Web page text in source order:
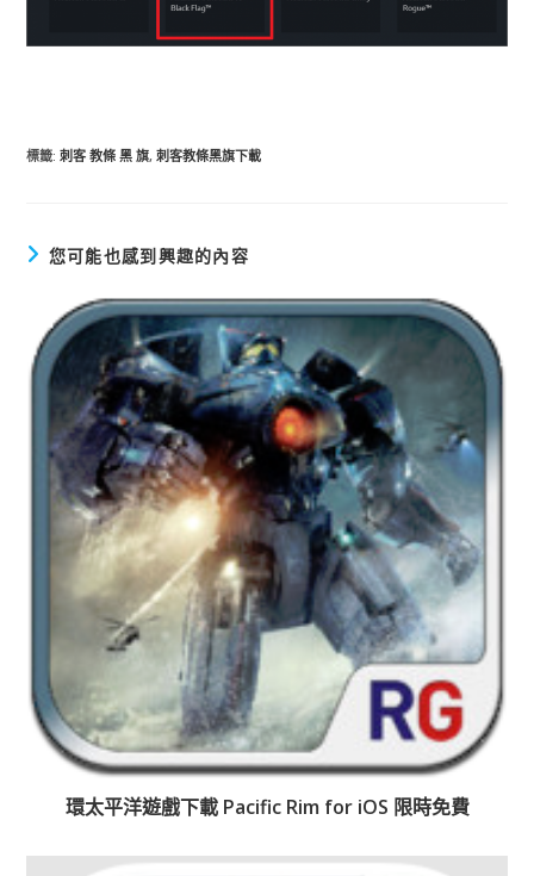
標籤:刺客 教條 黑 旗, 刺客教條黑旗下載
您可能也感到興趣的內容
環太平洋遊戲下載 Pacific Rim for iOS 限時免費